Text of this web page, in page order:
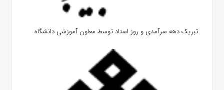
تبریک دهه سرآمدی و روز استاد توسط معاون آموزشی دانشگاه